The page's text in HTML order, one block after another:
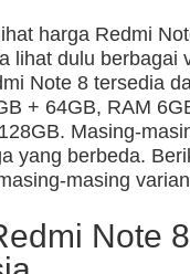
harga Redmi
lihat dulu berbagai
Note 8 tersedia
+ 64GB, RAM
Masing-
yang berbeda.
masing
Note